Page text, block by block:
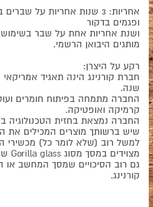
אחריות: 3 שנות אחריות על
ופגמים בדקור
ושנת אחריות אחת על שבר בשימוש
מותגים היבואן הרשמי.
רקע על היצרן:
שנה.
החברה מתמחה בפיתוח חומרים
קרמיקה ואופטיקה.
החברה נמצאת בחזית הטכנולוגיה
שיש ברשותך מוצרים המכילים את
למשל רוב (שלא לומר כל) מכשירי
מצוידים במסך מסוג Gorilla glass שפותח ע"י קורנינג.
גם רוב הסיכויים שמסך המחשב או
קורנינג.